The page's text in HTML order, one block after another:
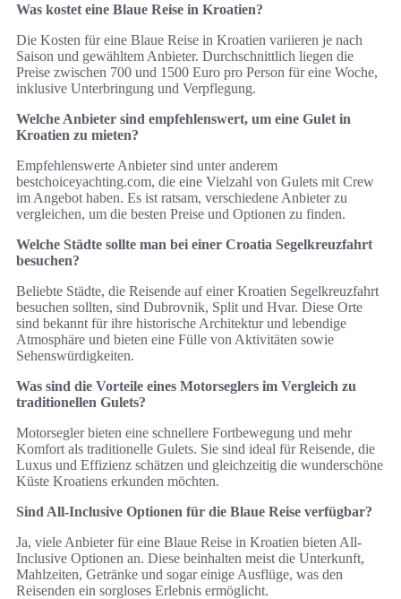
Was kostet eine Blaue Reise in Kroatien?
Die Kosten für eine Blaue Reise in Kroatien variieren je nach
Saison und gewähltem Anbieter. Durchschnittlich liegen die
Preise zwischen 700 und 1500 Euro pro Person für eine Woche,
inklusive Unterbringung und Verpflegung.
Welche Anbieter sind empfehlenswert, um eine Gulet in
Kroatien zu mieten?
Empfehlenswerte Anbieter sind unter anderem
bestchoiceyachting.com, die eine Vielzahl von Gulets mit Crew
im Angebot haben. Es ist ratsam, verschiedene Anbieter zu
vergleichen, um die besten Preise und Optionen zu finden.
Welche Städte sollte man bei einer Croatia Segelkreuzfahrt
besuchen?
Beliebte Städte, die Reisende auf einer Kroatien Segelkreuzfahrt
besuchen sollten, sind Dubrovnik, Split und Hvar. Diese Orte
sind bekannt für ihre historische Architektur und lebendige
Atmosphäre und bieten eine Fülle von Aktivitäten sowie
Sehenswürdigkeiten.
Was sind die Vorteile eines Motorseglers im Vergleich zu
traditionellen Gulets?
Motorsegler bieten eine schnellere Fortbewegung und mehr
Komfort als traditionelle Gulets. Sie sind ideal für Reisende, die
Luxus und Effizienz schätzen und gleichzeitig die wunderschöne
Küste Kroatiens erkunden möchten.
Sind All-Inclusive Optionen für die Blaue Reise verfügbar?
Ja, viele Anbieter für eine Blaue Reise in Kroatien bieten All-
Inclusive Optionen an. Diese beinhalten meist die Unterkunft,
Mahlzeiten, Getränke und sogar einige Ausflüge, was den
Reisenden ein sorgloses Erlebnis ermöglicht.